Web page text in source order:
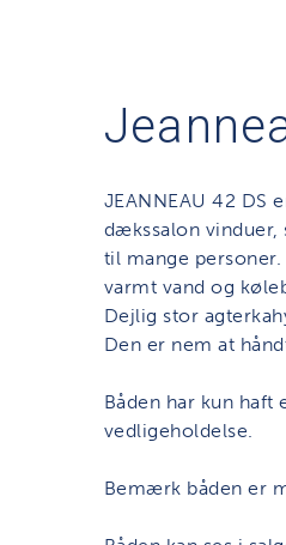
JEANNEAU 42 DS
dækssalon vinduer,
til mange
varmt vand og
Dejlig stor
Den er nem at
Båden har kun haft
vedligeholdelse.
Bemærk båden er